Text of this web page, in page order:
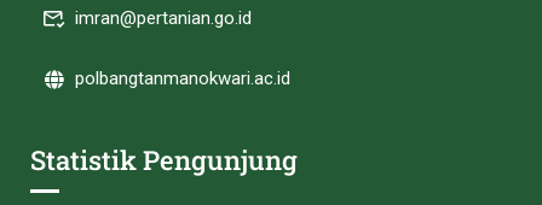
imran@pertanian.go.id
polbangtanmanokwari.ac.id
Statistik Pengunjung